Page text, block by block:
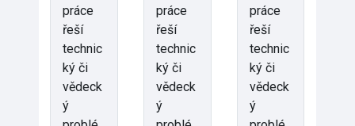
práce
řeší
technic
ký či
vědeck
ý
práce
řeší
technic
ký či
vědeck
ý
práce
řeší
technic
ký či
vědeck
ý